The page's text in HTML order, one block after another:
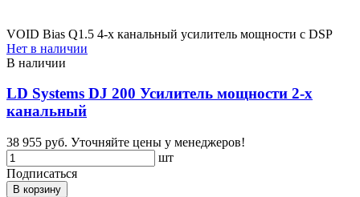
VOID Bias Q1.5 4-х канальный усилитель мощности с DSP
Нет в наличии
В наличии
LD Systems DJ 200 Усилитель мощности 2-х
канальный
38 955 руб. Уточняйте цены у менеджеров!
шт
Подписаться
В корзину